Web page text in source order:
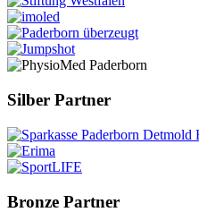
Silber Partner
Bronze Partner